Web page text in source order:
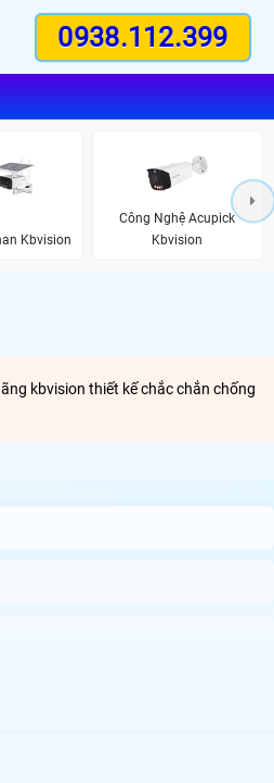
0938.112.399
Kbvision
Công Nghệ Acupick
Kbvision
kbvision thiết kế chắc chắn chống
kho hàng. Với khả năng hiển thị